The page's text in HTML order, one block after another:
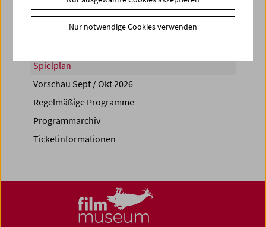
Spielplan
Vorschau Sept / Okt 2026
Regelmäßige Programme
Programmarchiv
Ticketinformationen
Nur notwendige Cookies verwenden